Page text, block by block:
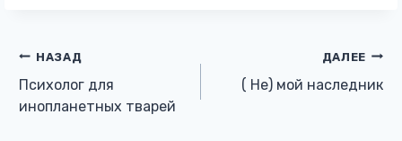
Навигация
по
НАЗАД
Психолог для
инопланетных тварей
ДАЛЕЕ
( Не) мой наследник